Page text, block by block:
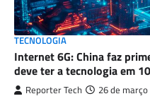
TECNOLOGIA
Internet 6G: China faz
deve ter a tecnologia em
Reporter Tech 26 de